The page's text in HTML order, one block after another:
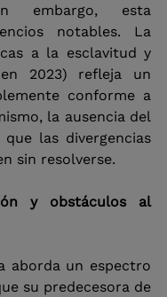
embargo, esta
notables. La
a la esclavitud y
2023) refleja un
conforme a
la ausencia del
las divergencias
sin resolverse.
y obstáculos al
aborda un espectro
su predecesora de